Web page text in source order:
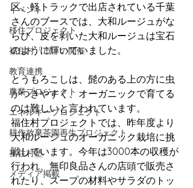
イベント
移住プロジェクト
福住村「市」の開催
教育連携
農業プロジェクト
エネルギープロジェクト
耕作放棄茶園再生プロジェクト
福住村塾
メディア掲載
区。軽トラックで出店されている千葉
さんのブースでは、大和ルージュがな
らび、皮を剥いた大和ルージュは宝石
のように輝いていました。
とうもろこしは、髭のある上の方に虫
がつきやすく、オーガニックで育てる
のは難しいと言われています。
福住村プロジェクトでは、昨年度より
大和ルージュのオーガニック栽培に挑
戦しています。今年は3000本の収穫が
行われ、無印良品さんの店頭で販売さ
れたり、スープの材料やサラダのトッ